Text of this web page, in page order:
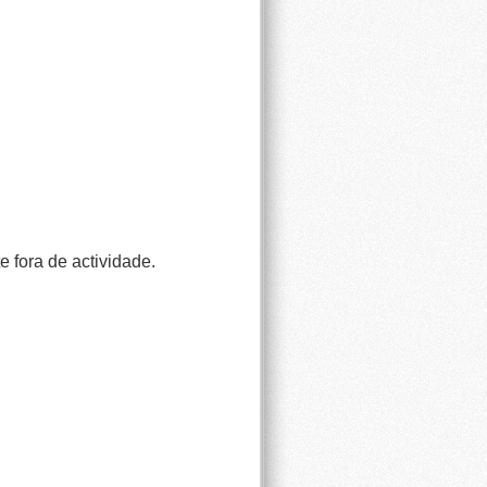
fora de actividade.